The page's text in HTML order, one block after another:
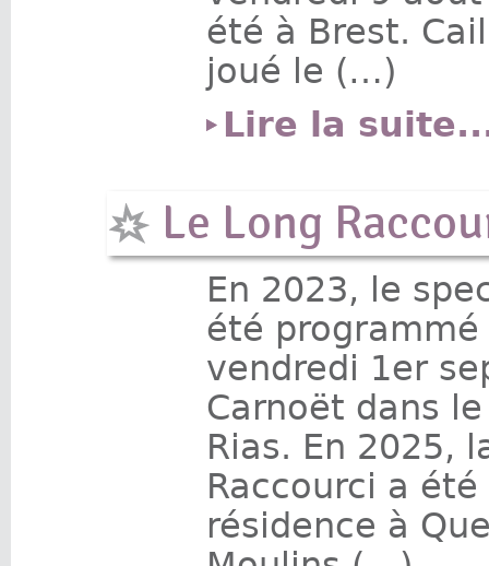
été à Brest.
joué le (…)
Lire la
Le Long
En 2023, le
été
vendredi 1er
Carnoët dans
Rias. En 2025,
Raccourci a
résidence à